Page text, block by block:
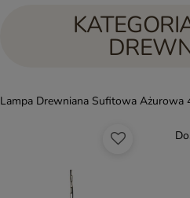
Lampa Drewniana Sufitowa Ażurowa